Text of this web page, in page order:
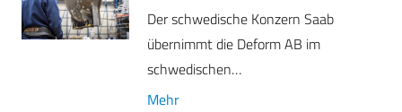
Der schwedische Konzern Saab
übernimmt die Deform AB im
schwedischen…
Mehr